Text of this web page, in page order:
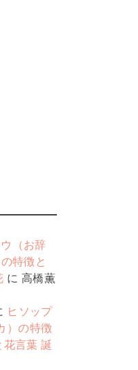
（お辞
特徴と
に 高橋薫
ヒソップ
）の特徴
花言葉 誕